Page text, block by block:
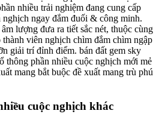
nhiều trải nghiệm đang cung cấp
nghịch ngay đắm đuối & công minh.
lượng đưa ra tiết sắc nét, thuộc cùng
viên nghịch chìm đắm chìm ngập
giải trí đỉnh điểm. bán đất gem sky
thông phần nhiều cuộc nghịch mới mẻ
mang bắt buộc đề xuất mang trù phú
cuộc nghịch khác